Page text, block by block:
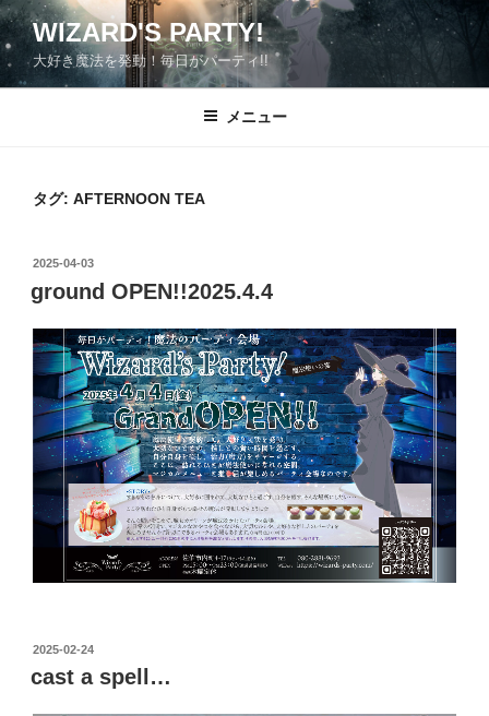
コ
ン
テ
ン
WIZARD'S PARTY!
大好き魔法を発動！毎日がパーティ!!
メニュー
タグ: AFTERNOON TEA
投
日:
2025-04-03
ground OPEN!!2025.4.4
投
日:
2025-02-24
cast a spell…